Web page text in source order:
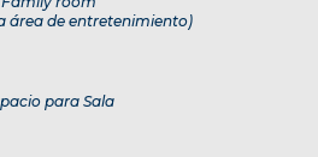
área de entretenimiento)
para Sala